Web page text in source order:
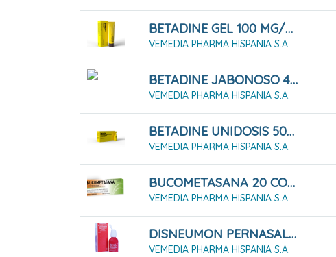
BETADINE GEL 100 MG/G GEL 100 G
VEMEDIA PHARMA HISPANIA S.A.
BETADINE JABONOSO 40 MG/ML SOLUCIÓN CUTÁNEA 500 ML
VEMEDIA PHARMA HISPANIA S.A.
BETADINE UNIDOSIS 500 MG SOLUCIÓN CUTÁNEA 5 ML
VEMEDIA PHARMA HISPANIA S.A.
BUCOMETASANA 20 COMPRIMIDOS
VEMEDIA PHARMA HISPANIA S.A.
DISNEUMON PERNASAL 0.5% NEBULIZADOR 25 ML
VEMEDIA PHARMA HISPANIA S.A.